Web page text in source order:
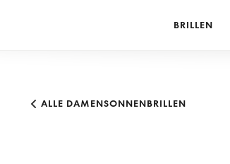
BRILLEN
ALLE DAMENSONNENBRILLEN